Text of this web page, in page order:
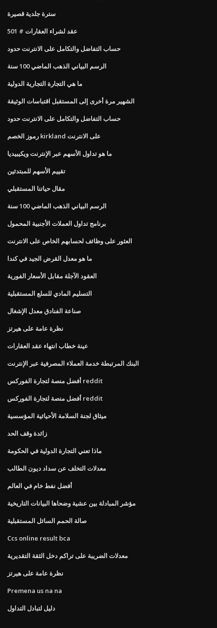
سترة جلدية قصيرة
عقد لشراء العقارات # 501
حساب التفاضل والتكامل على الانترنت حدود
الرسم البياني الذهب الماضي 100 سنة
ما هي التجارة التجارية الدولية
الشهير مرة أخرى إلى المستقبل اقتباسات الوثيقة
حساب التفاضل والتكامل على الانترنت حدود
رموز الخصم kirkland على الانترنت
ما هو تداول الأسهم عبر الإنترنت ويكيبيديا
تقييم الأسهم للمبتدئين
مقال حياتنا المستقبلي
الرسم البياني الذهب الماضي 100 سنة
برنامج تداول العملات الأجنبية المحمول
العثور على وظائف لحسابهم الخاص على الانترنت
ما هو معدل القرض الجيد في كندا
العقود الآجلة مقابل الأسعار الفورية
التسليم المادي للسلع المستقبلية
صناعة الفنادق معدل الإشغال
نظرة عامة على هيرتز
عينة خطاب انتهاء عقد العقارات
البنك المرتبطة خدمة العملاء المصرفية عبر الإنترنت
أفضل منصة لتجارة الفوركس reddit
أفضل منصة لتجارة الفوركس reddit
ميثاق لجنة السلامة الأحيائية المؤسسية
زائدة وقف الحد
ماذا تعني التجارة الدولية في الحكومة
معدلات التخلف عن سداد ديون الطالب
أفضل نفط خام في العالم
مؤشر المبادلة بين عشية وضحاها البيانات التاريخية
صالة الحمم السائل المستقبلية
Ccs online result bca
معدلات الضريبة على تراكم دخل الثقة التقديرية
نظرة عامة على هيرتز
Premena us na na
دليل لتبادل التداول